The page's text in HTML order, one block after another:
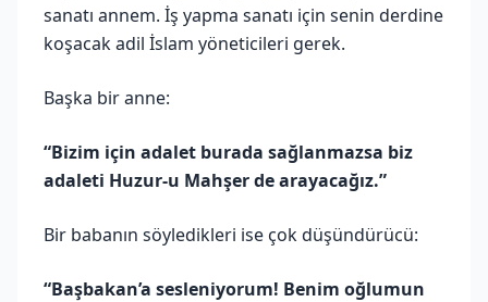
sanatı annem. İş yapma sanatı için senin derdine
koşacak adil İslam yöneticileri gerek.
Başka bir anne:
“Bizim için adalet burada sağlanmazsa biz
adaleti Huzur-u Mahşer de arayacağız.”
Bir babanın söyledikleri ise çok düşündürücü:
“Başbakan’a sesleniyorum! Benim oğlumun